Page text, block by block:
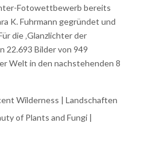
Fotowettbewerb bereits
K. Fuhrmann gegründet und
die ‚Glanzlichter der
22.693 Bilder von 949
Welt in den nachstehenden 8
Wilderness | Landschaften
of Plants and Fungi |